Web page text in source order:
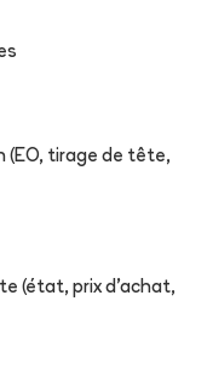
(EO, tirage de tête,
(état, prix d'achat,